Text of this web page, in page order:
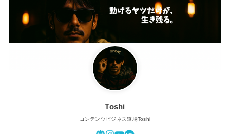
Toshi
コンテンツビジネス道場Toshi